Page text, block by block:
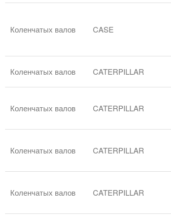
Коленчатых валов CASE
Коленчатых валов CATERPILLAR
Коленчатых валов CATERPILLAR
Коленчатых валов CATERPILLAR
Коленчатых валов CATERPILLAR